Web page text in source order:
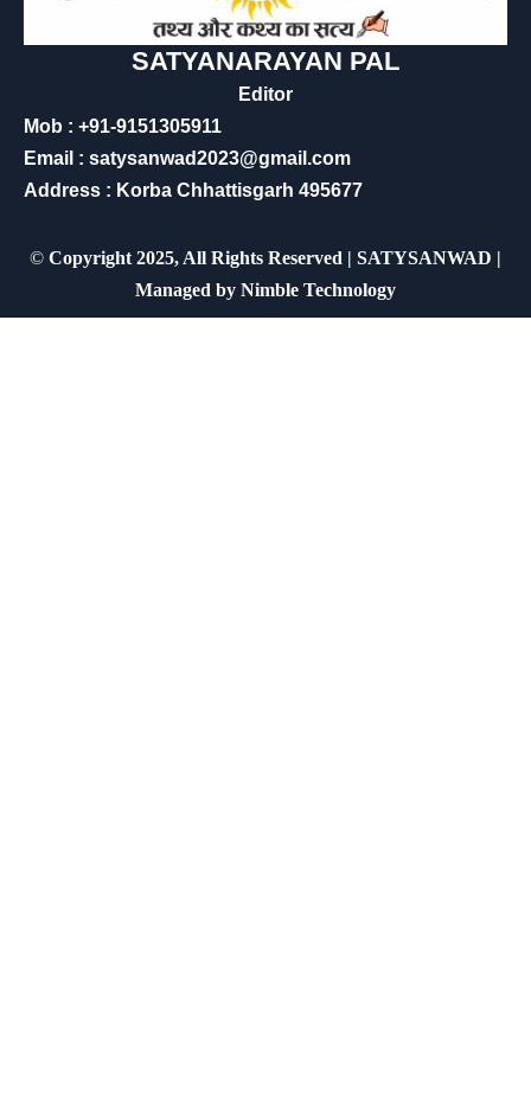
SATYANARAYAN PAL
Editor
Mob : +91-9151305911
Email : satysanwad2023@gmail.com
Address : Korba Chhattisgarh 495677
© Copyright 2025, All Rights Reserved | SATYSANWAD |
Managed by Nimble Technology